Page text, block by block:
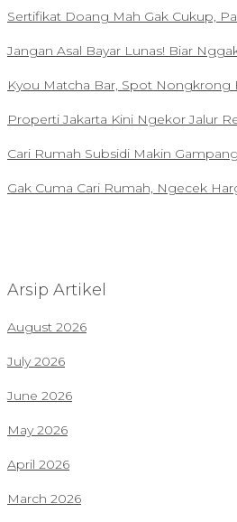
Sertifikat Doang Mah Gak Cukup,
Jangan Asal Bayar Lunas! Biar
Kyou Matcha Bar, Spot Nongkrong
Properti Jakarta Kini Ngekor Jalur
Cari Rumah Subsidi Makin
Gak Cuma Cari Rumah, Ngecek
Arsip Artikel
August 2026
July 2026
June 2026
May 2026
April 2026
March 2026